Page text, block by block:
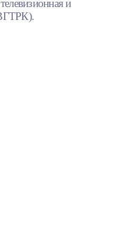
и